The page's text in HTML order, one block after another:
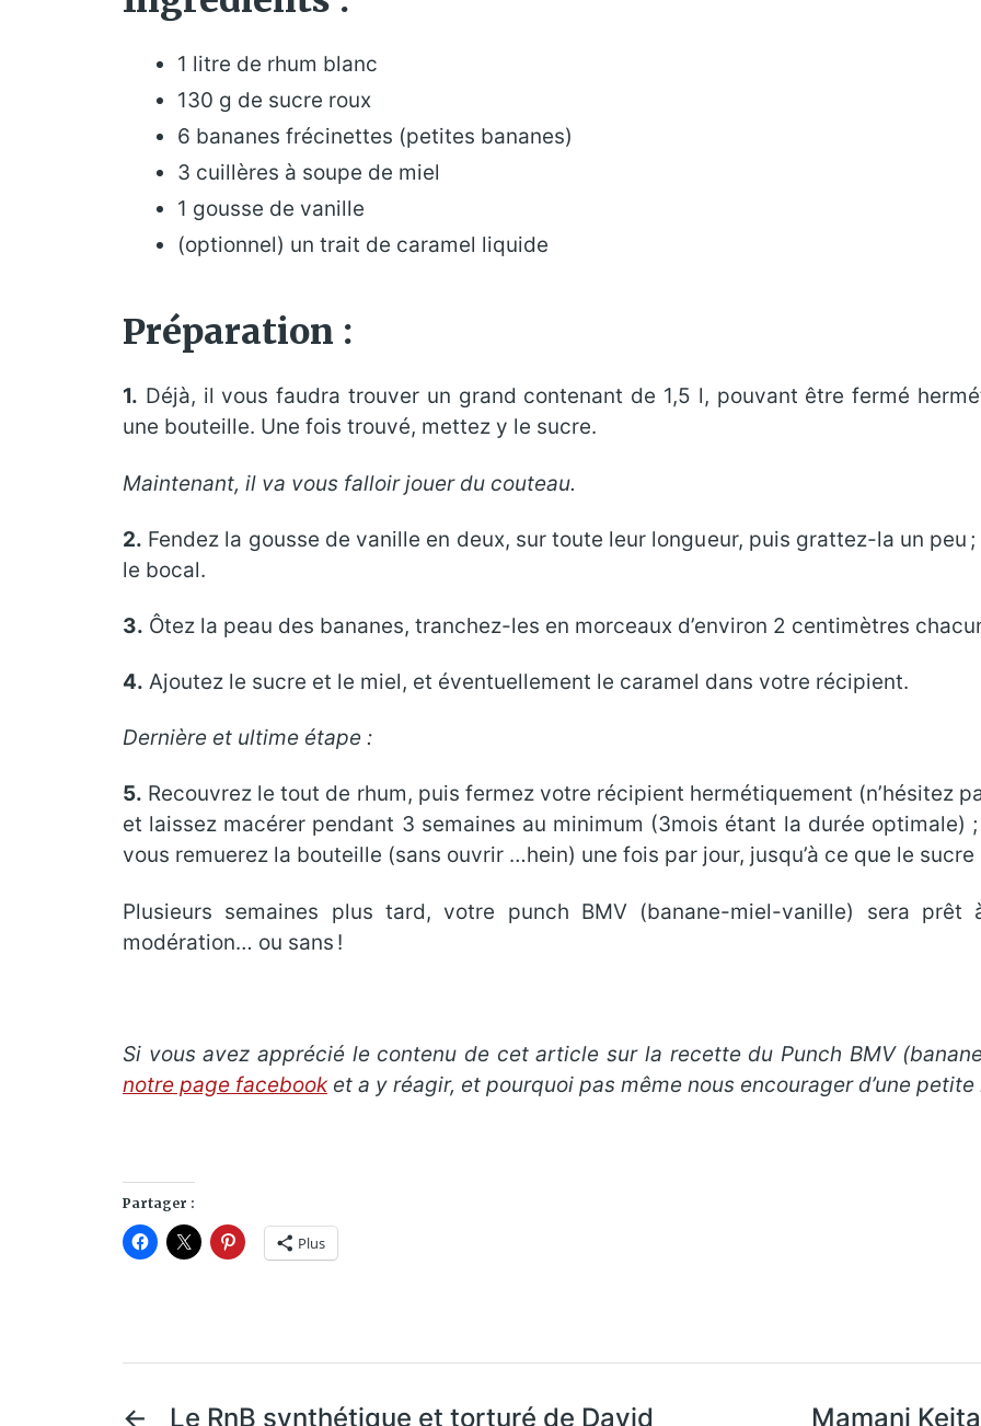
1 litre de rhum blanc
130 g de sucre roux
6 bananes frécinettes (petites bananes)
3 cuillères à soupe de miel
1 gousse de vanille
(optionnel) un trait de caramel liquide
Préparation :
1. Déjà, il vous faudra trouver un grand contenant de 1,5 l, pouvant être fermé
une bouteille. Une fois trouvé, mettez y le sucre.
Maintenant, il va vous falloir jouer du couteau.
2. Fendez la gousse de vanille en deux, sur toute leur longueur, puis grattez-la un peu
le bocal.
3. Ôtez la peau des bananes, tranchez-les en morceaux d’environ 2 centimètres
4. Ajoutez le sucre et le miel, et éventuellement le caramel dans votre récipient.
Dernière et ultime étape :
5. Recouvrez le tout de rhum, puis fermez votre récipient hermétiquement (n’hésitez
et laissez macérer pendant 3 semaines au minimum (3mois étant la durée optimale)
vous remuerez la bouteille (sans ouvrir …hein) une fois par jour, jusqu’à ce que le
Plusieurs semaines plus tard, votre punch BMV (banane-miel-vanille) sera
modération… ou sans !
Si vous avez apprécié le contenu de cet article sur la recette du Punch BMV
notre page facebooket a y réagir, et pourquoi pas même nous encourager d’une petite
Partager :
Plus
← Le RnB synthétique et torturé de David Mamani